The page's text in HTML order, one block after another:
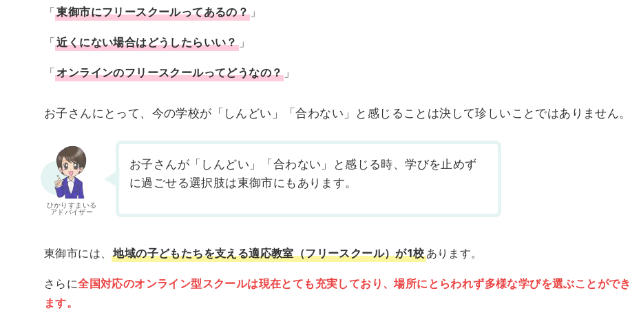
「東御市にフリースクールってあるの？ 」
「近くにない場合はどうしたらいい？」
「オンラインのフリースクールってどうなの？ 」
お子さんにとって、今の学校が「しんどい」「合わない」と感じることは決して珍しいことではありません。
ひかりすまいる
アドバイザー
お子さんが「しんどい」「合わない」と感じる時、学びを止めず
に過ごせる選択肢は東御市にもあります。
東御市には、地域の子どもたちを支える適応教室（フリースクール）が1校あります。
さらに全国対応のオンライン型スクールは現在とても充実しており、場所にとらわれず多様な学びを選ぶことができ
ます。